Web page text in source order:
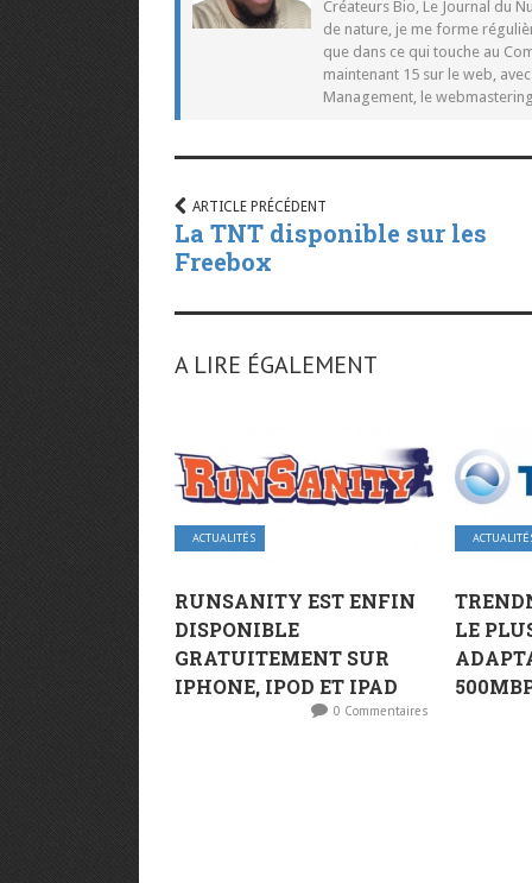
Créateurs Bio, Le Journal du
de nature, je me forme
que dans ce qui touche au
maintenant 15 sur le web,
Management, le
ARTICLE PRÉCÉDENT
La TNT disponible sur les
Freebox
A LIRE ÉGALEMENT
ACTUALITÉS
RUNSANITY EST ENFIN
DISPONIBLE
GRATUITEMENT SUR
IPHONE, IPOD ET IPAD
0 Commentaires
LE